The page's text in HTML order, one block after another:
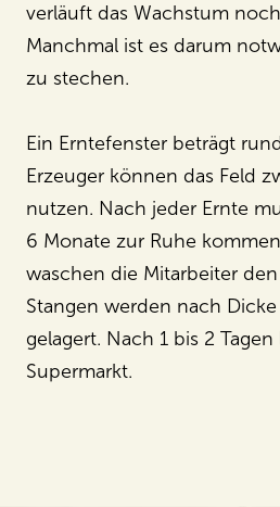
verläuft das Wachstum
Manchmal ist es darum
zu stechen.
Ein Erntefenster beträgt
Erzeuger können das Feld
nutzen. Nach jeder Ernte
6 Monate zur Ruhe
waschen die Mitarbeiter
Stangen werden nach
gelagert. Nach 1 bis 2
Supermarkt.